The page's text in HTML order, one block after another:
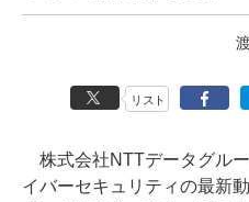
リスト
株式会社NTTデータグル
イバーセキュリティの最新